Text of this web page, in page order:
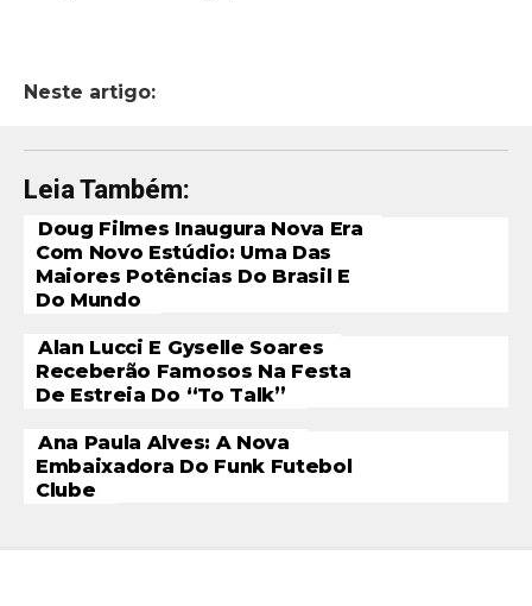
Neste artigo:
Leia Também:
Doug Filmes Inaugura Nova Era
Com Novo Estúdio: Uma Das
Maiores Potências Do Brasil E
Do Mundo
Alan Lucci E Gyselle Soares
Receberão Famosos Na Festa
De Estreia Do “To Talk”
Ana Paula Alves: A Nova
Embaixadora Do Funk Futebol
Clube